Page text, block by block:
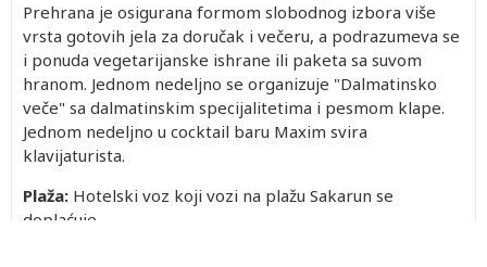
Prehrana je osigurana formom slobodnog izbora više
vrsta gotovih jela za doručak i večeru, a podrazumeva se
i ponuda vegetarijanske ishrane ili paketa sa suvom
hranom. Jednom nedeljno se organizuje "Dalmatinsko
veče" sa dalmatinskim specijalitetima i pesmom klape.
Jednom nedeljno u cocktail baru Maxim svira
klavijaturista.
Plaža: Hotelski voz koji vozi na plažu Sakarun se
doplaćuje.